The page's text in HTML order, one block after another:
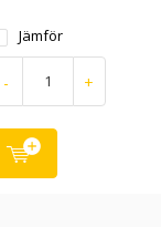
Jämför
- +